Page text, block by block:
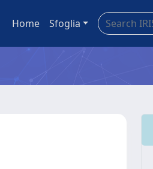
Home Sfoglia